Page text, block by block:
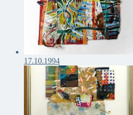
17.10.1994